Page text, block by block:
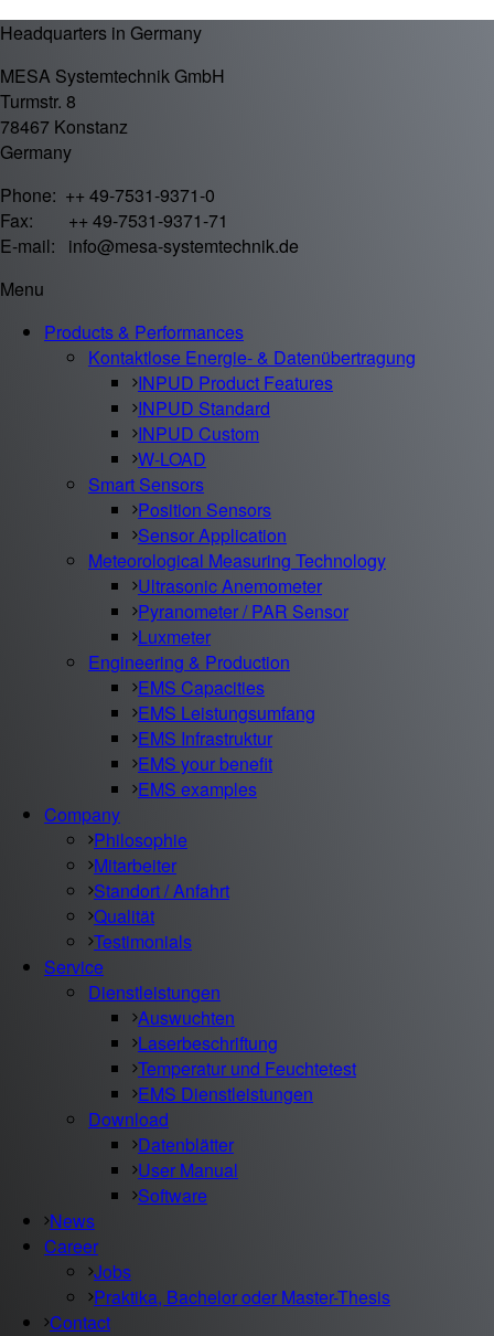
Headquarters in Germany
MESA Systemtechnik GmbH
Turmstr. 8
78467 Konstanz
Germany
Phone: ++ 49-7531-9371-0
Fax: ++ 49-7531-9371-71
E-mail: info@mesa-systemtechnik.de
Menu
Products & Performances
Kontaktlose Energie- & Datenübertragung
INPUD Product Features
INPUD Standard
INPUD Custom
W-LOAD
Smart Sensors
Position Sensors
Sensor Application
Meteorological Measuring Technology
Ultrasonic Anemometer
Pyranometer / PAR Sensor
Luxmeter
Engineering & Production
EMS Capacities
EMS Leistungsumfang
EMS Infrastruktur
EMS your benefit
EMS examples
Company
Philosophie
Mitarbeiter
Standort / Anfahrt
Qualität
Testimonials
Service
Dienstleistungen
Auswuchten
Laserbeschriftung
Temperatur und Feuchtetest
EMS Dienstleistungen
Download
Datenblätter
User Manual
Software
News
Career
Jobs
Praktika, Bachelor oder Master-Thesis
Contact